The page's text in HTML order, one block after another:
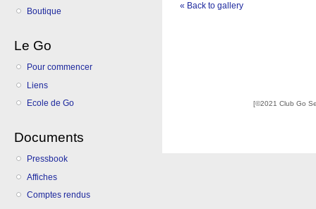
Boutique
Le Go
Pour commencer
Liens
Ecole de Go
Documents
Pressbook
Affiches
Comptes rendus
« Back to gallery
[©2021 Club Go